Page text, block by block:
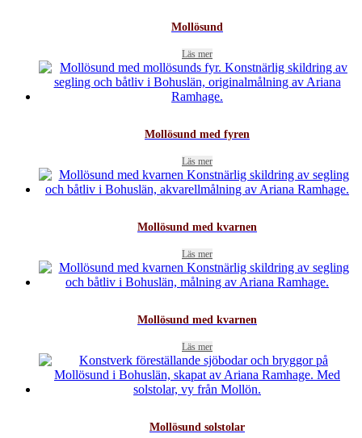
Mollösund
Läs mer
Mollösund med fyren
Läs mer
Mollösund med kvarnen
Läs mer
Mollösund med kvarnen
Läs mer
Mollösund solstolar